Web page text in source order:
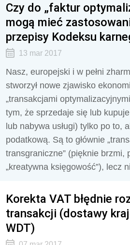
Czy do „faktur
mogą mieć
przepisy Kodeksu
13 mar 2017
Nasz, europejski i w pełni
stworzył nowe zjawisko
„transakcjami
tym, że sprzedaje się lub
lub nabywa usługi) tylko po to,
podatkową. Są to głównie
transgraniczne” (pięknie brzmi,
„kreatywna księgowość”), lecz
Korekta VAT błędnie
transakcji (dostawy
WDT)